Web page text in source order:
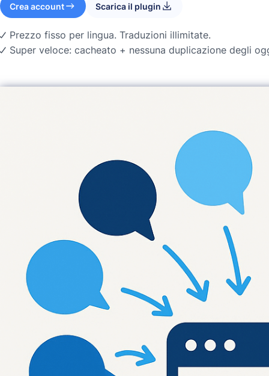
Crea account Scarica il plugin
Prezzo fisso per lingua. Traduzioni illimitate.
Super veloce: cacheato + nessuna duplicazione degli